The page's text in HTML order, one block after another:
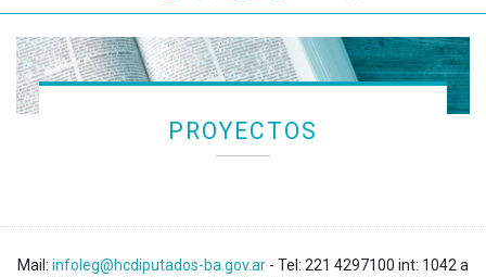
PROYECTOS
Mail: infoleg@hcdiputados-ba.gov.ar - Tel: 221 4297100 int: 1042 a